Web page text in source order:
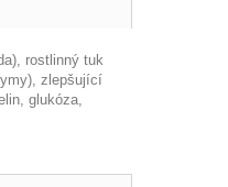
rostlinný tuk
zlepšující
glukóza,